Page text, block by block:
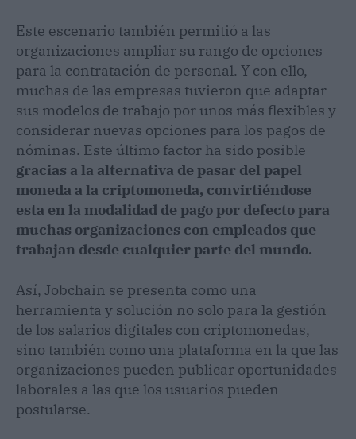
Este escenario también permitió a las
organizaciones ampliar su rango de opciones
para la contratación de personal. Y con ello,
muchas de las empresas tuvieron que adaptar
sus modelos de trabajo por unos más flexibles y
considerar nuevas opciones para los pagos de
nóminas. Este último factor ha sido posible
gracias a la alternativa de pasar del papel
moneda a la criptomoneda, convirtiéndose
esta en la modalidad de pago por defecto para
muchas organizaciones con empleados que
trabajan desde cualquier parte del mundo.
Así, Jobchain se presenta como una
herramienta y solución no solo para la gestión
de los salarios digitales con criptomonedas,
sino también como una plataforma en la que las
organizaciones pueden publicar oportunidades
laborales a las que los usuarios pueden
postularse.